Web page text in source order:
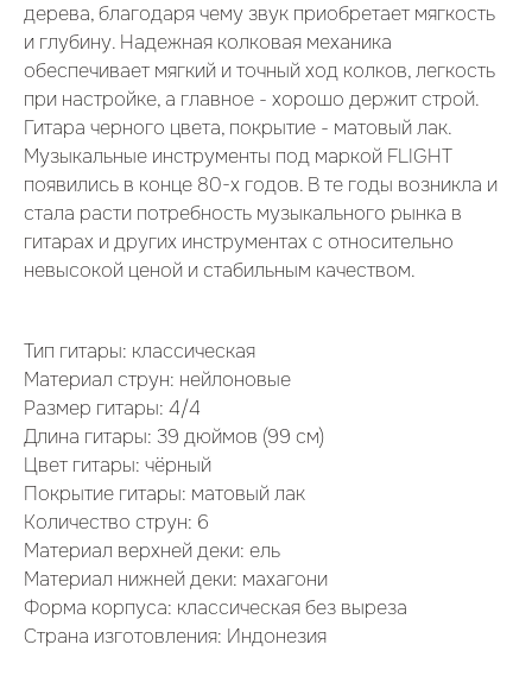
дерева, благодаря чему звук приобретает мягкость
и глубину. Надежная колковая механика
обеспечивает мягкий и точный ход колков, легкость
при настройке, а главное - хорошо держит строй.
Гитара черного цвета, покрытие - матовый лак.
Музыкальные инструменты под маркой FLIGHT
появились в конце 80-х годов. В те годы возникла и
стала расти потребность музыкального рынка в
гитарах и других инструментах с относительно
невысокой ценой и стабильным качеством.
Тип гитары: классическая
Материал струн: нейлоновые
Размер гитары: 4/4
Длина гитары: 39 дюймов (99 см)
Цвет гитары: чёрный
Покрытие гитары: матовый лак
Количество струн: 6
Материал верхней деки: ель
Материал нижней деки: махагони
Форма корпуса: классическая без выреза
Страна изготовления: Индонезия